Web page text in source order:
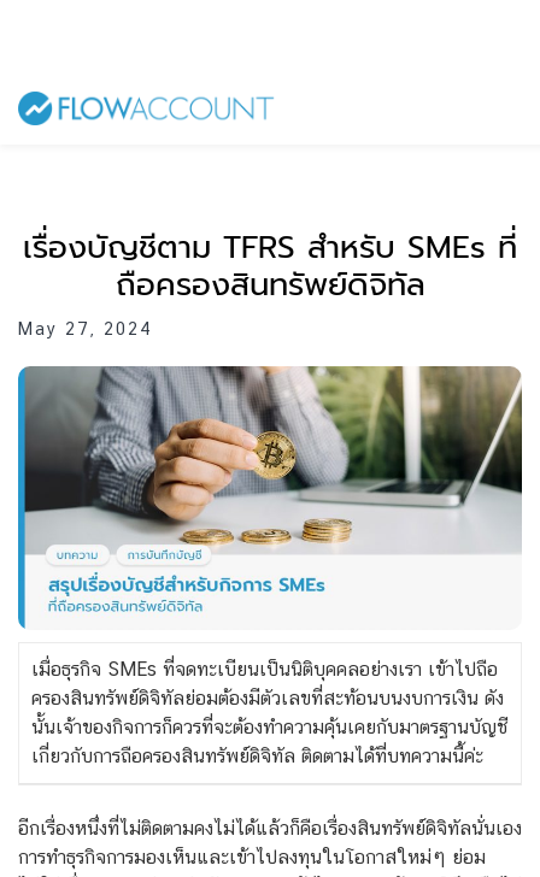
เรื่องบัญชีตาม TFRS สำหรับ SMEs ที่
ถือครองสินทรัพย์ดิจิทัล
May 27, 2024
เมื่อธุรกิจ SMEs ที่จดทะเบียนเป็นนิติบุคคลอย่างเรา เข้าไปถือ
ครองสินทรัพย์ดิจิทัลย่อมต้องมีตัวเลขที่สะท้อนบนงบการเงิน ดัง
นั้นเจ้าของกิจการก็ควรที่จะต้องทำความคุ้นเคยกับมาตรฐานบัญชี
เกี่ยวกับการถือครองสินทรัพย์ดิจิทัล ติดตามได้ที่บทความนี้ค่ะ
อีกเรื่องหนึ่งที่ไม่ติดตามคงไม่ได้แล้วก็คือเรื่องสินทรัพย์ดิจิทัลนั่นเอง
การทำธุรกิจการมองเห็นและเข้าไปลงทุนในโอกาสใหม่ๆ ย่อม